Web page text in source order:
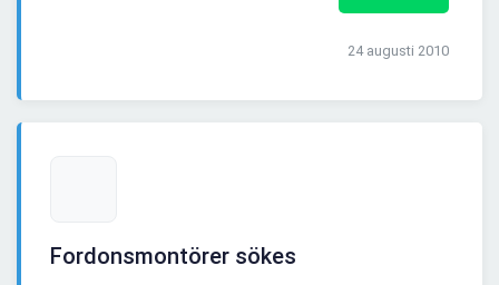
24 augusti 2010
Fordonsmontörer sökes